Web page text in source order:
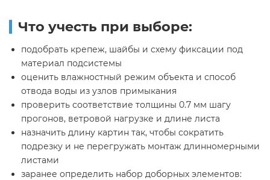
Что учесть при выборе:
подобрать крепеж, шайбы и схему фиксации под
материал подсистемы
оценить влажностный режим объекта и способ
отвода воды из узлов примыкания
проверить соответствие толщины 0.7 мм шагу
прогонов, ветровой нагрузке и длине листа
назначить длину картин так, чтобы сократить
подрезку и не перегружать монтаж длинномерными
листами
заранее определить набор доборных элементов: